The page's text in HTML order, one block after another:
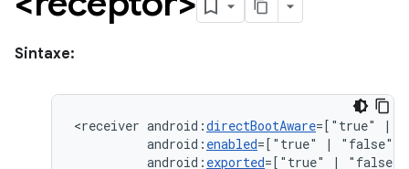
Sintaxe:
<receiver android:directBootAware=["true"
|
android: enabled=["true" |
android: exported=["true" |